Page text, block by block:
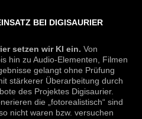
BEI DIGISAURIER
setzen wir KI ein. Von
hin zu Audio-Elementen, Filmen
gelangt ohne Prüfung
stärkerer Überarbeitung durch
des Projektes Digisaurier.
die „fotorealistisch“ sind
nicht waren bzw. versuchen